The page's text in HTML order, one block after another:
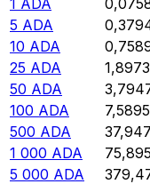
5 ADA
10 ADA
25 ADA
50 ADA
100 ADA
500 ADA
1 000 ADA
5 000 ADA